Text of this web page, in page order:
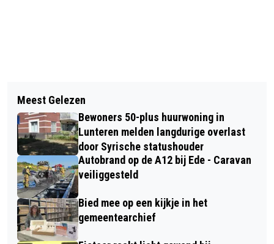
ERNSTIGE AANRIJDING MET ZWARE
SCHADE OP LAGE VALKSEWEG IN
LUNTEREN
GEMEENTE BARNEVELD LEGT
UITGANGSPUNTEN VAST VOOR
SPUITVRIJE ZONES
Meest Gelezen
Bewoners 50-plus huurwoning in
Lunteren melden langdurige overlast
door Syrische statushouder
Autobrand op de A12 bij Ede - Caravan
veiliggesteld
Bied mee op een kijkje in het
gemeentearchief